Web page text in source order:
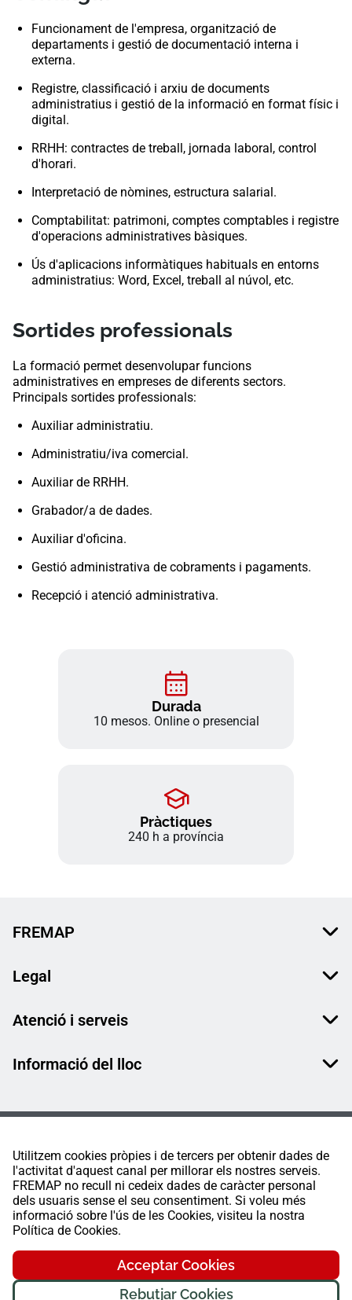
Utilitzem cookies pròpies i de tercers per obtenir dades de
l'activitat d'aquest canal per millorar els nostres serveis.
FREMAP no recull ni cedeix dades de caràcter personal
dels usuaris sense el seu consentiment. Si voleu més
informació sobre l'ús de les Cookies, visiteu la nostra
Política de Cookies.
Acceptar Cookies
Rebutjar Cookies
Funcionament de l'empresa, organització de
departaments i gestió de documentació interna i
externa.
Registre, classificació i arxiu de documents
administratius i gestió de la informació en format físic i
digital.
RRHH: contractes de treball, jornada laboral, control
d'horari.
Interpretació de nòmines, estructura salarial.
Comptabilitat: patrimoni, comptes comptables i registre
d'operacions administratives bàsiques.
Ús d'aplicacions informàtiques habituals en entorns
administratius: Word, Excel, treball al núvol, etc.
Sortides professionals
La formació permet desenvolupar funcions
administratives en empreses de diferents sectors.
Principals sortides professionals:
Auxiliar administratiu.
Administratiu/iva comercial.
Auxiliar de RRHH.
Grabador/a de dades.
Auxiliar d'oficina.
Gestió administrativa de cobraments i pagaments.
Recepció i atenció administrativa.
Durada
10 mesos. Online o presencial
Pràctiques
240 h a província
FREMAP
Legal
Atenció i serveis
Informació del lloc